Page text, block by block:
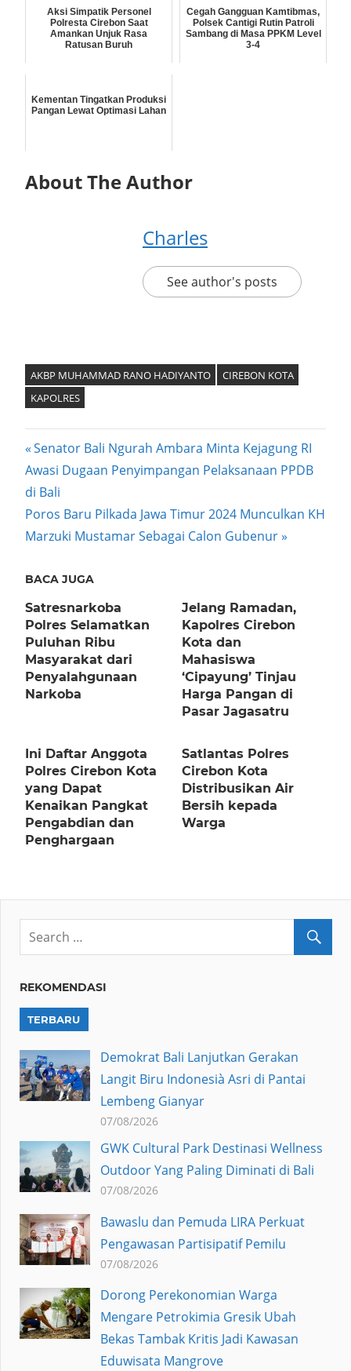
Aksi Simpatik Personel
Polresta Cirebon Saat
Amankan Unjuk Rasa
Ratusan Buruh
Cegah Gangguan Kamtibmas,
Polsek Cantigi Rutin Patroli
Sambang di Masa PPKM Level
3-4
Kementan Tingatkan Produksi
Pangan Lewat Optimasi Lahan
About The Author
Charles
See author's posts
AKBP MUHAMMAD RANO HADIYANTO
CIREBON KOTA
KAPOLRES
Post
navigation
Previous
Post:
Senator Bali Ngurah Ambara Minta Kejagung RI
Awasi Dugaan Penyimpangan Pelaksanaan PPDB
di Bali
Next
Post:
Poros Baru Pilkada Jawa Timur 2024 Munculkan KH
Marzuki Mustamar Sebagai Calon Gubenur
BACA JUGA
Satresnarkoba
Polres Selamatkan
Puluhan Ribu
Masyarakat dari
Penyalahgunaan
Narkoba
Jelang Ramadan,
Kapolres Cirebon
Kota dan
Mahasiswa
‘Cipayung’ Tinjau
Harga Pangan di
Pasar Jagasatru
Ini Daftar Anggota
Polres Cirebon Kota
yang Dapat
Kenaikan Pangkat
Pengabdian dan
Penghargaan
Satlantas Polres
Cirebon Kota
Distribusikan Air
Bersih kepada
Warga
REKOMENDASI
TERBARU
Demokrat Bali Lanjutkan Gerakan
Langit Biru Indonesià Asri di Pantai
Lembeng Gianyar
07/08/2026
GWK Cultural Park Destinasi Wellness
Outdoor Yang Paling Diminati di Bali
07/08/2026
Bawaslu dan Pemuda LIRA Perkuat
Pengawasan Partisipatif Pemilu
07/08/2026
Dorong Perekonomian Warga
Mengare Petrokimia Gresik Ubah
Bekas Tambak Kritis Jadi Kawasan
Eduwisata Mangrove